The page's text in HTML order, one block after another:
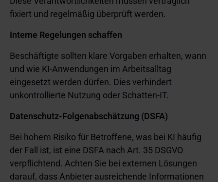
fixiert und regelmäßig überprüft werden.
Interne Regelungen schaffen
Beschäftigte sollten klare Vorgaben erhalten, wann
und wie KI-Anwendungen im Arbeitsalltag
eingesetzt werden dürfen. Dies verhindert
unkontrollierte Nutzung oder Schatten-IT.
Datenschutz-Folgenabschätzung (DSFA)
Bei hohem Risiko für Betroffene, was bei KI häufig
der Fall ist, ist eine DSFA nach Art. 35 DSGVO
verpflichtend. Achten Sie bei externen Lösungen
darauf, dass Anbieter ausreichende Informationen